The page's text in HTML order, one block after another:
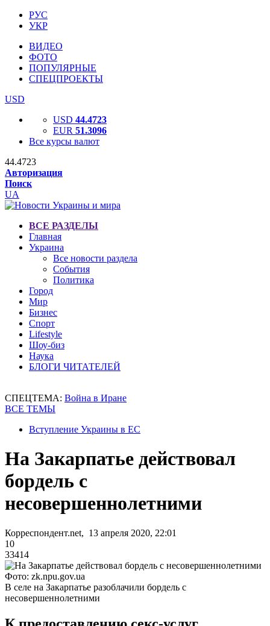
РУС
УКР
ВИДЕО
ФОТО
ПОПУЛЯРНЫЕ
СПЕЦПРОЕКТЫ
USD
USD 44.4723
EUR 51.3096
Все курсы валют
44.4723
Авторизация
Поиск
UA
ВСЕ РАЗДЕЛЫ
Главная
Украина
Все новости раздела
События
Политика
Город
Мир
Бизнес
Спорт
Lifestyle
Шоу-биз
Наука
БЛОГИ ЧИТАТЕЛЕЙ
СПЕЦТЕМА: Война в Иране
ВСЕ ТЕМЫ
Вступление Украины в ЕС
На Закарпатье действовал
бордель с
несовершеннолетними
Корреспондент.net, 13 апреля 2020, 22:01
10
33414
Фото: zk.npu.gov.ua
В селе на Закарпатье разоблачили бордель с
несовершеннолетними